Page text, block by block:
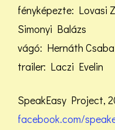
fényképezte: Lovasi
Simonyi Balázs
vágó: Hernáth Csaba
trailer: Laczi Evelin
SpeakEasy Project,
facebook.com/